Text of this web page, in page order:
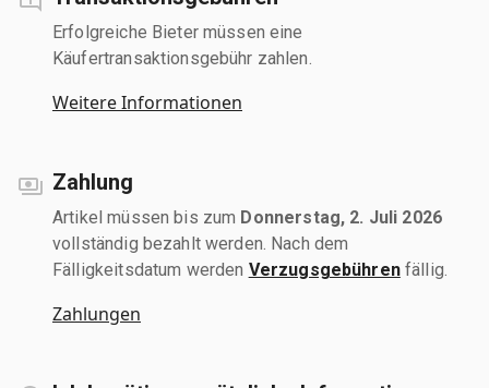
Erfolgreiche Bieter müssen eine
Käufertransaktionsgebühr zahlen.
Weitere Informationen
Zahlung
Artikel müssen bis zum Donnerstag, 2. Juli 2026
vollständig bezahlt werden. Nach dem
Fälligkeitsdatum werden Verzugsgebührenfällig.
Zahlungen